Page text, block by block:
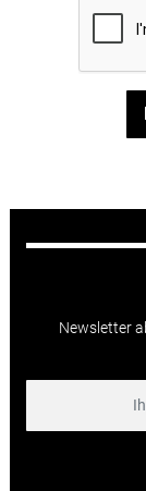
Newsletter